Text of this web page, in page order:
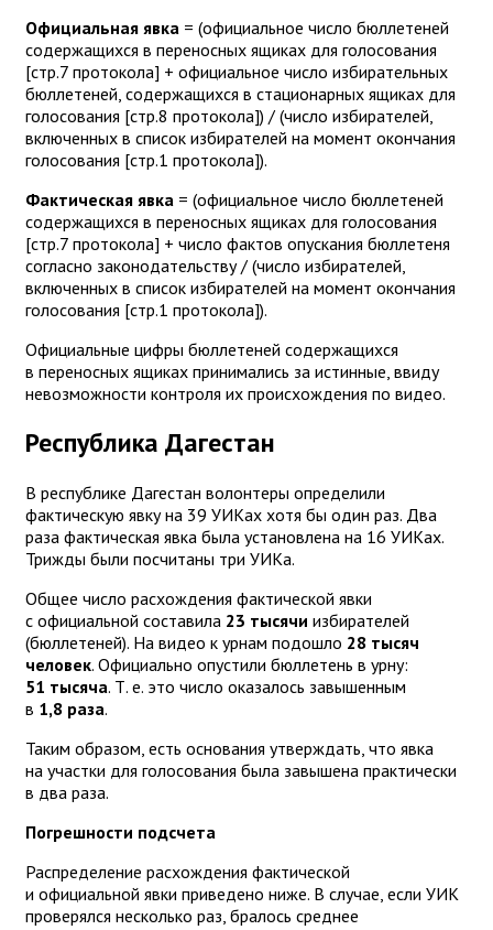
Официальная явка = (официальное число бюллетеней
содержащихся в переносных ящиках для голосования
[стр.7 протокола] + официальное число избирательных
бюллетеней, содержащихся в стационарных ящиках для
голосования [стр.8 протокола]) / (число избирателей,
включенных в список избирателей на момент окончания
голосования [стр.1 протокола]).
Фактическая явка = (официальное число бюллетеней
содержащихся в переносных ящиках для голосования
[стр.7 протокола] + число фактов опускания бюллетеня
согласно законодательству / (число избирателей,
включенных в список избирателей на момент окончания
голосования [стр.1 протокола]).
Официальные цифры бюллетеней содержащихся
в переносных ящиках принимались за истинные, ввиду
невозможности контроля их происхождения по видео.
Республика Дагестан
В республике Дагестан волонтеры определили
фактическую явку на 39 УИКах хотя бы один раз. Два
раза фактическая явка была установлена на 16 УИКах.
Трижды были посчитаны три УИКа.
Общее число расхождения фактической явки
с официальной составила 23 тысячи избирателей
(бюллетеней). На видео к урнам подошло 28 тысяч
человек. Официально опустили бюллетень в урну:
51 тысяча. Т. е. это число оказалось завышенным
в 1,8 раза.
Таким образом, есть основания утверждать, что явка
на участки для голосования была завышена практически
в два раза.
Погрешности подсчета
Распределение расхождения фактической
и официальной явки приведено ниже. В случае, если УИК
проверялся несколько раз, бралось среднее